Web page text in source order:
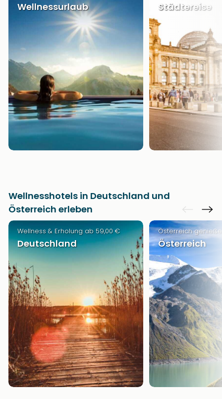
Wellnessurlaub Städtereise
Wellnesshotels in Deutschland und
Österreich erleben
Wellness & Erholung ab 59,00 €
Deutschland
Österreich
Österreich